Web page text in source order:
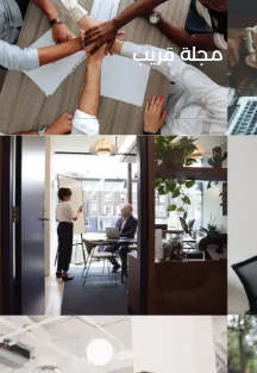
مجلة قريب